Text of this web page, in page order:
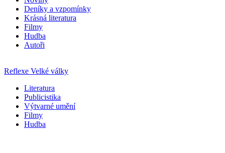
Deníky a vzpomínky
Krásná literatura
Filmy
Hudba
Autoři
Reflexe Velké války
Literatura
Publicistika
Výtvarné umění
Filmy
Hudba